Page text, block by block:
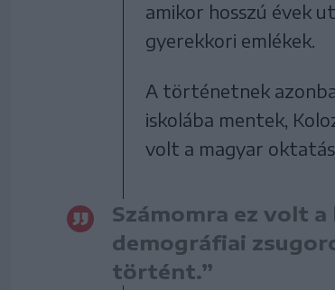
amikor hosszú évek
gyerekkori emlékek.
A történetnek
iskolába mentek,
volt a magyar
Számomra ez volt
demográfiai
történt.”